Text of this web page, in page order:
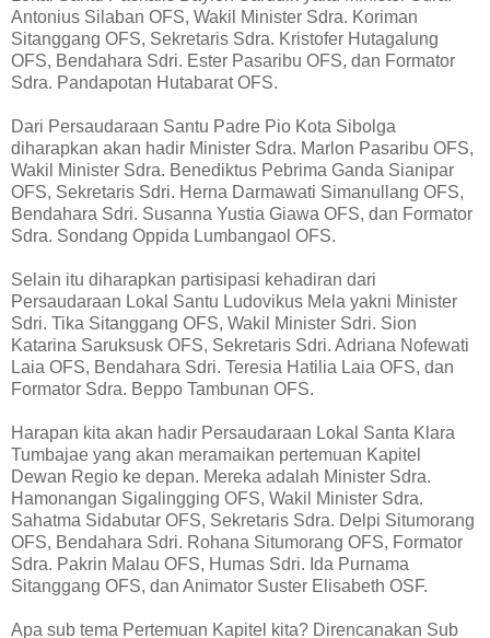
Antonius Silaban OFS, Wakil Minister Sdra. Koriman
Sitanggang OFS, Sekretaris Sdra. Kristofer Hutagalung
OFS, Bendahara Sdri. Ester Pasaribu OFS, dan Formator
Sdra. Pandapotan Hutabarat OFS.
Dari Persaudaraan Santu Padre Pio Kota Sibolga
diharapkan akan hadir Minister Sdra. Marlon Pasaribu OFS,
Wakil Minister Sdra. Benediktus Pebrima Ganda Sianipar
OFS, Sekretaris Sdri. Herna Darmawati Simanullang OFS,
Bendahara Sdri. Susanna Yustia Giawa OFS, dan Formator
Sdra. Sondang Oppida Lumbangaol OFS.
Selain itu diharapkan partisipasi kehadiran dari
Persaudaraan Lokal Santu Ludovikus Mela yakni Minister
Sdri. Tika Sitanggang OFS, Wakil Minister Sdri. Sion
Katarina Saruksusk OFS, Sekretaris Sdri. Adriana Nofewati
Laia OFS, Bendahara Sdri. Teresia Hatilia Laia OFS, dan
Formator Sdra. Beppo Tambunan OFS.
Harapan kita akan hadir Persaudaraan Lokal Santa Klara
Tumbajae yang akan meramaikan pertemuan Kapitel
Dewan Regio ke depan. Mereka adalah Minister Sdra.
Hamonangan Sigalingging OFS, Wakil Minister Sdra.
Sahatma Sidabutar OFS, Sekretaris Sdra. Delpi Situmorang
OFS, Bendahara Sdri. Rohana Situmorang OFS, Formator
Sdra. Pakrin Malau OFS, Humas Sdri. Ida Purnama
Sitanggang OFS, dan Animator Suster Elisabeth OSF.
Apa sub tema Pertemuan Kapitel kita? Direncanakan Sub